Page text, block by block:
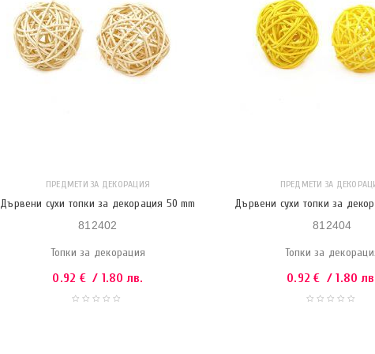
ПРЕДМЕТИ ЗА ДЕКОРАЦИЯ
Дървени сухи топки за декорация 50 mm
812402
Топки за декорация
0.92 € / 1.80 лв.
ПРЕДМЕТИ ЗА
Дървени сухи топки за
812404
Топки за
0.92€ / 1.80